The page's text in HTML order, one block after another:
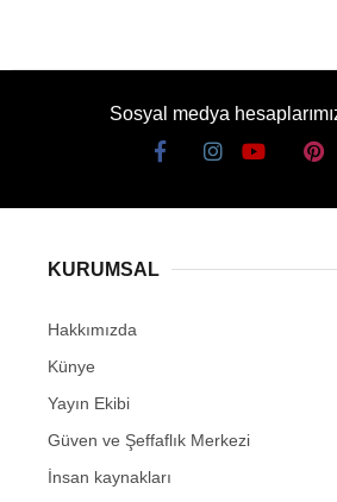
Sosyal medya
KURUMSAL
Hakkımızda
Künye
Yayın Ekibi
Güven ve Şeffaflık Merkezi
İnsan kaynakları